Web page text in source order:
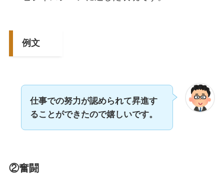
例文
仕事での努力が認められて昇進す
ることができたので嬉しいです。
②奮闘